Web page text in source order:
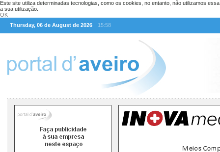
Este site utiliza determinadas tecnologias, como os cookies, no entanto, não utilizamos
a sua utilização.
OK
Thursday, 06 de August de 2026
15:58